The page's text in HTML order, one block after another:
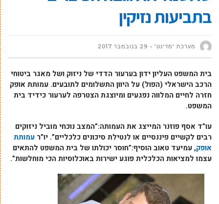
בתביעות נזיקין
מערכת 'מדינט' 29 בנובמבר 2017
בית המשפט העליון ידון בערעור הדדי של ניזוק ושל מאגר ביטוחי
הרכב הישראלי (הפול) על היוון התשלומים לתובעים. עמותת אופק
חזרה לחיים המלווה נפגעים ומיוצגת הצטרפה לערעור כידיד בית
המשפט.
עו”ד אסף פוזנר המייצג את העמותה:”המצב נוכחי מוביל ניזוקים
רבים לקשיים פיננסיים או לנטילת סיכונים כלכליים”. יו”ר עמותת
אופק, עמיעד טאוב הוסיף:”חוסר יכולתו של בית המשפט להתאים
עצמו למציאות הכלכלית פוגע ישירות באוכלוסיות הכי מוחלשות”.